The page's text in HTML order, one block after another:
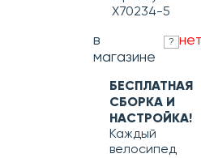
Х70234-5
в
магазине
?
БЕСПЛАТНАЯ
СБОРКА И
НАСТРОЙКА!
Каждый
велосипед